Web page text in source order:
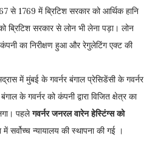
से 1769 में ब्रिटिश सरकार को आर्थिक हानि
ब्रिटिश सरकार से लोन भी लेना पड़ा। लोन
का निरीक्षण हुआ और रेगुलेटिंग एक्ट की
में मुंबई के गवर्नर बंगाल प्रेसिडेंसी के गवर्नर
के गवर्नर को कंपनी द्वारा विजित क्षेत्र का
पहलेगवर्नर जनरल वारेन हेस्टिंग्स को
में सर्वोच्च न्यायालय की स्थापना की गई ।